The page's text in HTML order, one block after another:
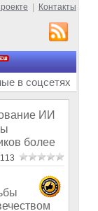
Контакты
в соцсетях
ИИ
более
113